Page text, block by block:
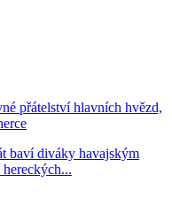
přátelství hlavních hvězd,
baví diváky havajským